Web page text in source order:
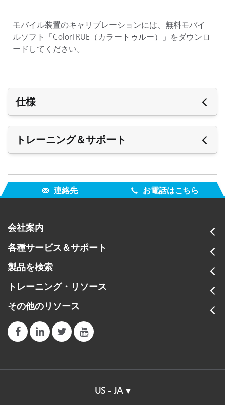
モバイル装置のキャリブレーションには、無料モバイ
ルソフト「ColorTRUE（カラートゥルー）」をダウンロ
ードしてください。
仕様
仕様
ディスプレイの解像度
インターネット接続
使用言語
トレーニング＆サポート
全てのサポート内容を表示
トレーニング
色彩と測色
全てのトレーニング内容を表示
連絡先 お電話はこちら
会社案内
各種サービス＆サポート
製品を検索
トレーニング・リソース
その他のリソース
US - JA